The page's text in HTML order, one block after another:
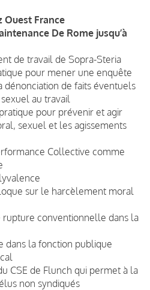
Ouest France
De Rome jusqu’à
de travail de Sopra-Steria
pour mener une enquête
de faits éventuels
au travail
pour prévenir et agir
sexuel et les agissements
Collective comme
sur le harcèlement moral
conventionnelle dans la
dans la fonction publique
CSE de Flunch qui permet à la
non syndiqués